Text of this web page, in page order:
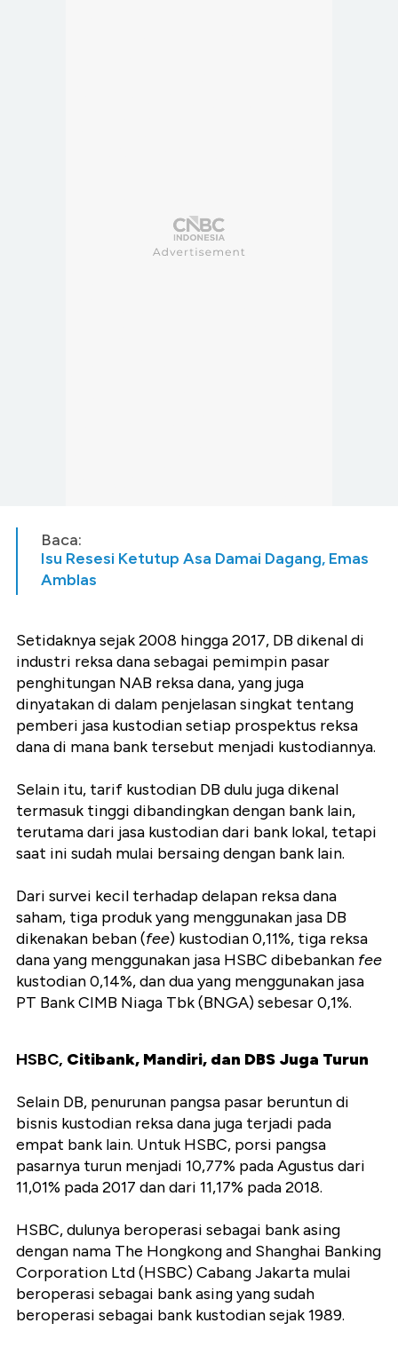
Baca:
Isu Resesi Ketutup Asa Damai Dagang, Emas
Amblas
Setidaknya sejak 2008 hingga 2017, DB dikenal di
industri reksa dana sebagai pemimpin pasar
penghitungan NAB reksa dana, yang juga
dinyatakan di dalam penjelasan singkat tentang
pemberi jasa kustodian setiap prospektus reksa
dana di mana bank tersebut menjadi kustodiannya.
Selain itu, tarif kustodian DB dulu juga dikenal
termasuk tinggi dibandingkan dengan bank lain,
terutama dari jasa kustodian dari bank lokal, tetapi
saat ini sudah mulai bersaing dengan bank lain.
Dari survei kecil terhadap delapan reksa dana
saham, tiga produk yang menggunakan jasa DB
dikenakan beban (fee) kustodian 0,11%, tiga reksa
dana yang menggunakan jasa HSBC dibebankan fee
kustodian 0,14%, dan dua yang menggunakan jasa
PT Bank CIMB Niaga Tbk (BNGA) sebesar 0,1%.
HSBC, Citibank, Mandiri, dan DBS Juga Turun
Selain DB, penurunan pangsa pasar beruntun di
bisnis kustodian reksa dana juga terjadi pada
empat bank lain. Untuk HSBC, porsi pangsa
pasarnya turun menjadi 10,77% pada Agustus dari
11,01% pada 2017 dan dari 11,17% pada 2018.
HSBC, dulunya beroperasi sebagai bank asing
dengan nama The Hongkong and Shanghai Banking
Corporation Ltd (HSBC) Cabang Jakarta mulai
beroperasi sebagai bank asing yang sudah
beroperasi sebagai bank kustodian sejak 1989.